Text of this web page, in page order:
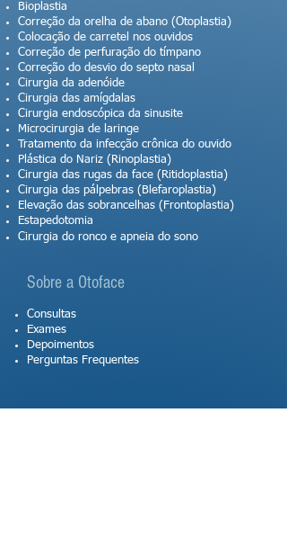
Sobre a Otoface
Bioplastia
Correção da orelha de abano (Otoplastia)
Colocação de carretel nos ouvidos
Correção de perfuração do tímpano
Correção do desvio do septo nasal
Cirurgia da adenóide
Cirurgia das amígdalas
Cirurgia endoscópica da sinusite
Microcirurgia de laringe
Tratamento da infecção crônica do ouvido
Plástica do Nariz (Rinoplastia)
Cirurgia das rugas da face (Ritidoplastia)
Cirurgia das pálpebras (Blefaroplastia)
Elevação das sobrancelhas (Frontoplastia)
Estapedotomia
Cirurgia do ronco e apneia do sono
Consultas
Exames
Depoimentos
Perguntas Frequentes